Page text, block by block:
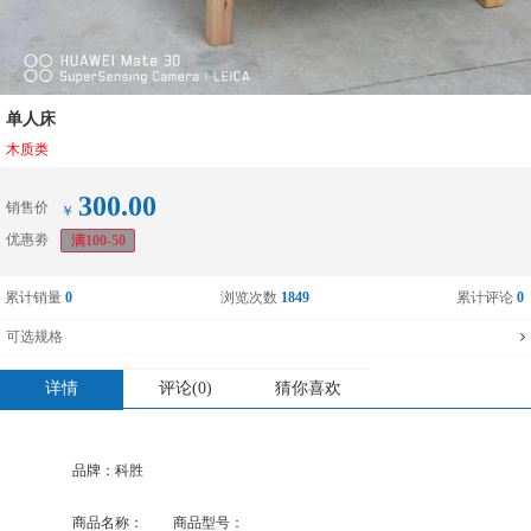
单人床
木质类
销售价 ￥ 300.00
优惠劵 满100-50
累计销量 0 浏览次数 1849 累计评论 0
可选规格
详情 评论(0) 猜你喜欢
品牌： 科胜
商品名称： 单人床
商品型号：